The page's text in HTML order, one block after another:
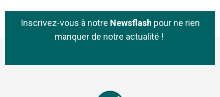
Inscrivez-vous à notre Newsflash pour ne rien
manquer de notre actualité !